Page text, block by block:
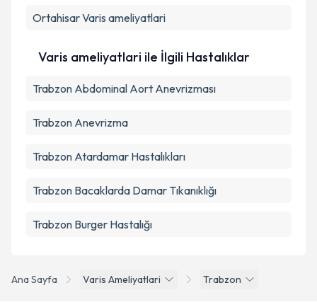
Metni'ni okudum ve kişisel verilerimin belirtilen
Ana Sayfa Varis Ameliyatlari Trabzon
OrtahisarVaris ameliyatlari
Varis ameliyatlari ile İlgili Hastalıklar
Trabzon Abdominal Aort Anevrizması
Trabzon Anevrizma
Trabzon Atardamar Hastalıkları
Trabzon Bacaklarda Damar Tıkanıklığı
Trabzon Burger Hastalığı